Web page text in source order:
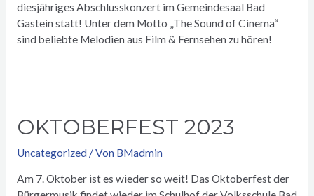
diesjähriges Abschlusskonzert im Gemeindesaal Bad
Gastein statt! Unter dem Motto „The Sound of Cinema“
sind beliebte Melodien aus Film & Fernsehen zu hören!
OKTOBERFEST 2023
Uncategorized / Von BMadmin
Am 7. Oktober ist es wieder so weit! Das Oktoberfest der